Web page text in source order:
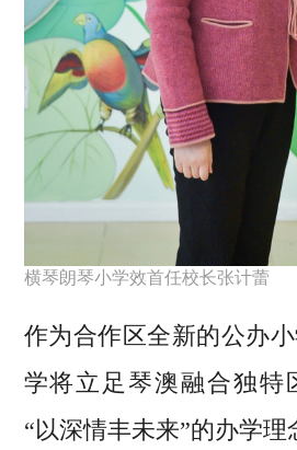
横琴朗琴小学效首任校长张计蕾
作为合作区全新的公办
学将立足琴澳融合独特
“以深情丰未来”的办学理